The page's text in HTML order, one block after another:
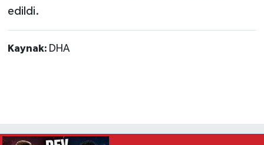
edildi.
Kaynak: DHA